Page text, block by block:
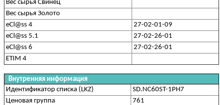
Вес сырья Свинец
Вес сырья Золото
eCl@ss 4
27-02-01-09
eCl@ss 5.1
27-02-26-01
eCl@ss 6
27-02-26-01
ETIM 4
Внутренняя информация
Идентификатор списка (LKZ)
SD.NC60ST-1PH7
Ценовая группа
761